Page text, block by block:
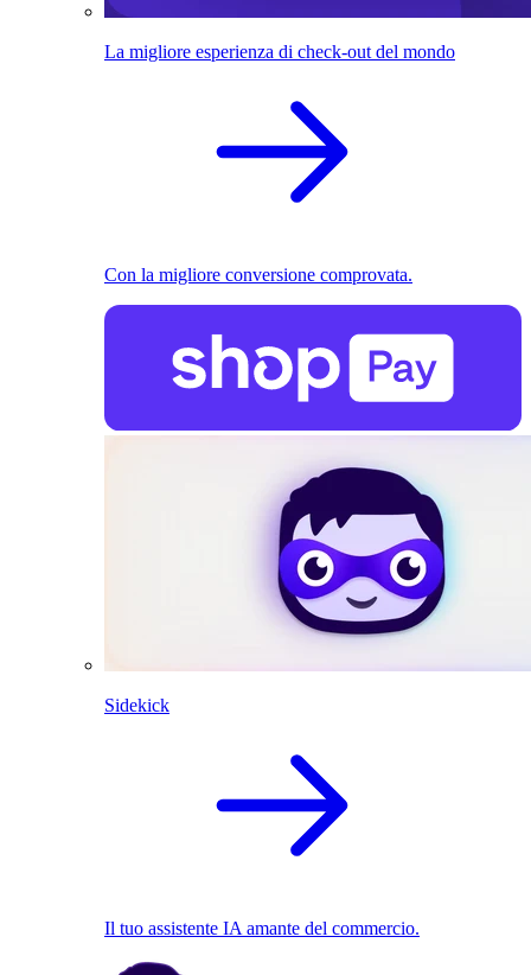
La migliore esperienza di check-out del mondo
Con la migliore conversione comprovata.
Sidekick
Il tuo assistente IA amante del commercio.